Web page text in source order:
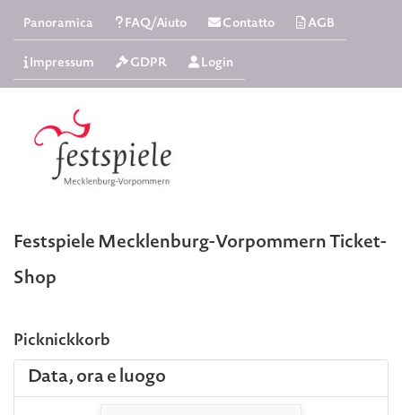
Panoramica FAQ/Aiuto Contatto AGB
Impressum GDPR Login
Festspiele Mecklenburg-Vorpommern Ticket-
Shop
Picknickkorb
Data, ora e luogo